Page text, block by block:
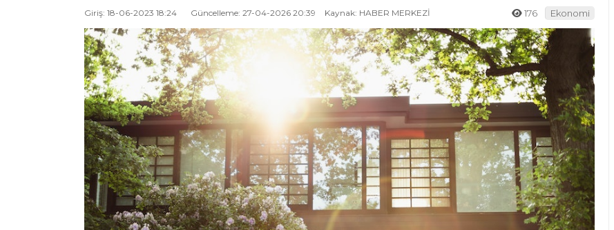
Giriş: 18-06-2023 18:24 Güncelleme: 27-04-2026 20:39 Kaynak: HABER MERKEZİ 176 Ekonomi